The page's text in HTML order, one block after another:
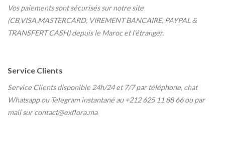
Vos paiements sont sécurisés sur notre site
(CB,VISA,MASTERCARD, VIREMENT BANCAIRE, PAYPAL &
TRANSFERT CASH) depuis le Maroc et l'étranger.
Service Clients
Service Clients disponible 24h/24 et 7/7par téléphone, chat
Whatsapp ou Telegram instantané au +212 625 11 88 66 ou par
mail sur contact@exflora.ma